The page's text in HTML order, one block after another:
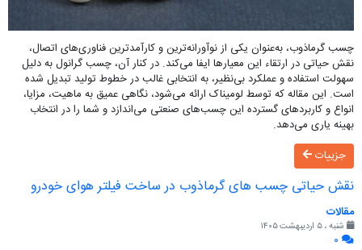
چسب گرماذوب، به‌عنوان یکی از نوآورانه‌ترین و کارآمدترین فناوری‌های اتصال،
نقش حیاتی در ارتقاء این معیارها ایفا می‌کند. در کنار آن، چسب گرانول به دلیل
سهولت استفاده و عملکرد بی‌نظیر، به انتخابی غالب در خطوط تولید تبدیل شده
است. این مقاله که توسط لومیناک ارائه می‌شود، نگاهی عمیق به ماهیت، مزایا،
انواع و کاربردهای گسترده این چسب‌های صنعتی می‌اندازد و شما را در انتخاب
بهینه یاری می‌دهد.
جزییات
نقش حیاتی چسب های گرماذوب در ساخت فیلتر هوای خودرو
مقالات
شنبه ، ۵ اردیبهشت ۱۴۰۵
۰